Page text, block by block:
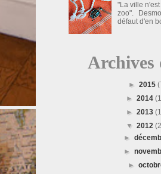
"La ville
zoo".
défaut d'en
Archives
► 2015
► 2014
► 2013
▼ 2012
►
►
►